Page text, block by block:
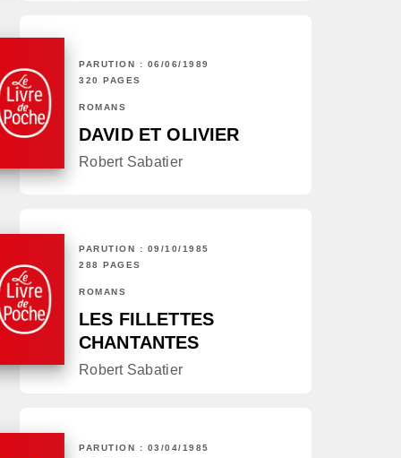
PARUTION : 06/06/1989
320 PAGES
ROMANS
DAVID ET OLIVIER
Robert Sabatier
PARUTION : 09/10/1985
288 PAGES
ROMANS
LES FILLETTES
CHANTANTES
Robert Sabatier
PARUTION : 03/04/1985